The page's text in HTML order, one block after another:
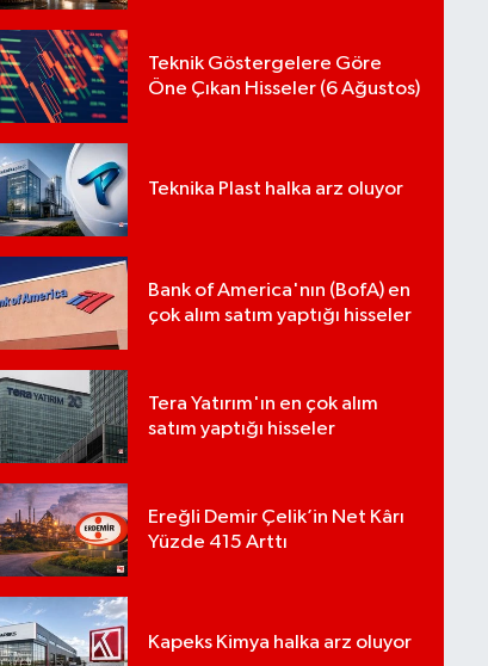
Teknik Göstergelere Göre
Öne Çıkan Hisseler (6 Ağustos)
Teknika Plast halka arz oluyor
Bank of America'nın (BofA) en
çok alım satım yaptığı hisseler
Tera Yatırım'ın en çok alım
satım yaptığı hisseler
Ereğli Demir Çelik’in Net Kârı
Yüzde 415 Arttı
Kapeks Kimya halka arz oluyor